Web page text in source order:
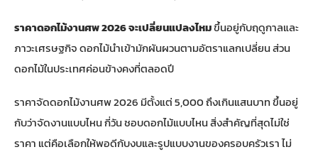
ราคาดอกไม้งานศพ 2026 จะเปลี่ยนแปลงไหมขึ้นอยู่กับฤดูกาลและ
ภาวะเศรษฐกิจ ดอกไม้นำเข้ามักผันผวนตามอัตราแลกเปลี่ยน ส่วน
ดอกไม้ในประเทศค่อนข้างคงที่ตลอดปี
ราคาจัดดอกไม้งานศพ 2026 มีตั้งแต่ 5,000 ถึงเกินแสนบาท ขึ้นอยู่
กับว่าจัดงานแบบไหน กี่วัน ชอบดอกไม้แบบไหน สิ่งสำคัญที่สุดไม่ใช่
ราคา แต่คือเลือกให้พอดีกับงบและรูปแบบงานของครอบครัวเรา ไม่